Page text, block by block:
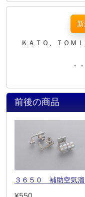
ＫＡＴＯ、ＴＯＭ
・
前後の商品
３６５０ 補助空気溜